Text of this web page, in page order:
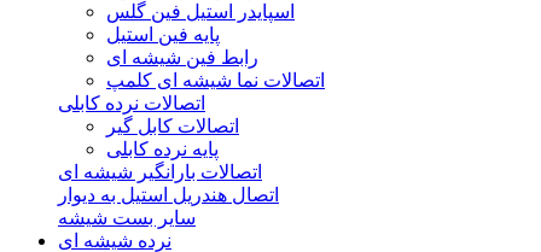
اسپایدر استیل فین گلس
پایه فین استیل
رابط فین شیشه ای
اتصالات نما شیشه ای کلمپ
اتصالات نرده کابلی
اتصالات کابل گیر
پایه نرده کابلی
اتصالات بارانگیر شیشه ای
اتصال هندریل استیل به دیوار
سایر بست شیشه
نرده شیشه ای